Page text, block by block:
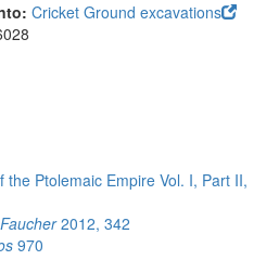
Cricket Ground excavations
the Ptolemaic Empire Vol. I, Part II,
2012, 342
970